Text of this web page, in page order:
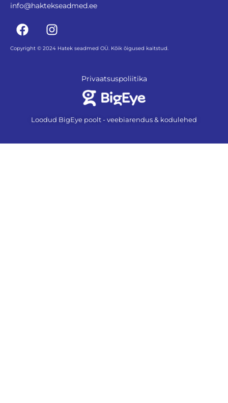
info@haktekseadmed.ee
Copyright © 2024 Hatek seadmed OÜ. Kõik õigused kaitstud.
Privaatsuspoliitika
Loodud BigEye poolt - veebiarendus & kodulehed